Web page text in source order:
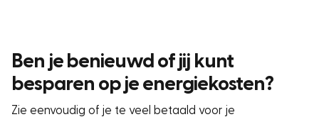
Ben je benieuwd of jij kunt
besparen op je energiekosten?
Zie eenvoudig of je te veel betaald voor je